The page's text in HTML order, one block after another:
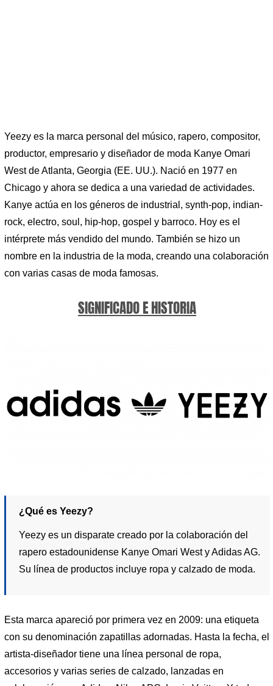
Yeezy es la marca personal del músico, rapero, compositor,
productor, empresario y diseñador de moda Kanye Omari
West de Atlanta, Georgia (EE. UU.). Nació en 1977 en
Chicago y ahora se dedica a una variedad de actividades.
Kanye actúa en los géneros de industrial, synth-pop, indian-
rock, electro, soul, hip-hop, gospel y barroco. Hoy es el
intérprete más vendido del mundo. También se hizo un
nombre en la industria de la moda, creando una colaboración
con varias casas de moda famosas.
SIGNIFICADO E HISTORIA
¿Qué es Yeezy?
Yeezy es un disparate creado por la colaboración del
rapero estadounidense Kanye Omari West y Adidas AG.
Su línea de productos incluye ropa y calzado de moda.
Esta marca apareció por primera vez en 2009: una etiqueta
con su denominación zapatillas adornadas. Hasta la fecha, el
artista-diseñador tiene una línea personal de ropa,
accesorios y varias series de calzado, lanzadas en